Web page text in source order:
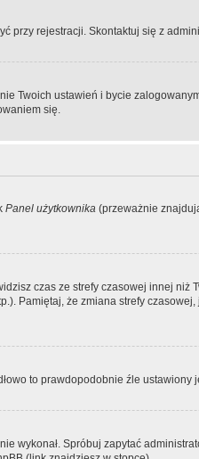
przy rejestracji. Skontaktuj się z
Twoich ustawień i bycie
się.
Panel użytkownika (przeważnie
czas ze strefy czasowej innej
Pamiętaj, że zmiana strefy
to prawdopodobnie źle
wykonał. Spróbuj zapytać